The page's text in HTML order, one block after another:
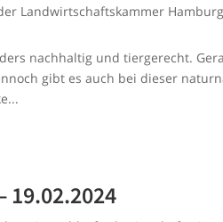
Landwirtschaftskammer Hamburg
nachhaltig und tiergerecht.
gibt es auch bei dieser